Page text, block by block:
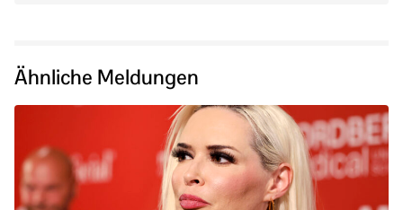
Ähnliche Meldungen